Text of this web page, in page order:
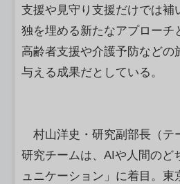
支援や見守り支援だけでは補
独を埋める新たなアプローチ
高齢者支援や介護予防などの
与える成果だとしている。
村山洋史・研究副部長（テ
研究チームは、AIや人間のど
ュニケーション」に着目。東